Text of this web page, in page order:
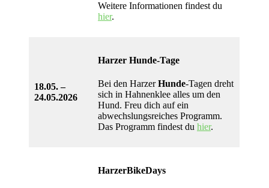
Weitere Informationen findest du
hier.
18.05. –
24.05.2026
Harzer Hunde-Tage
Bei den HarzerHunde-Tagen dreht
sich in Hahnenklee alles um den
Hund. Freu dich auf ein
abwechslungsreiches Programm.
Das Programm findest du hier.
HarzerBikeDays